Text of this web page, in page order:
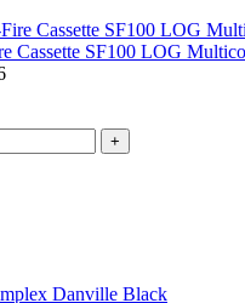
Cassette SF100 LOG
+